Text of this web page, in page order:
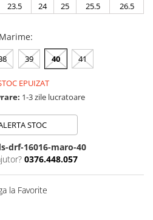
23.5 24 25 25.5 26.5
Marime:
39 40 41
EPUIZAT
1-3 zile lucratoare
STOC
drf-16016-maro-40
0376.448.057
la Favorite